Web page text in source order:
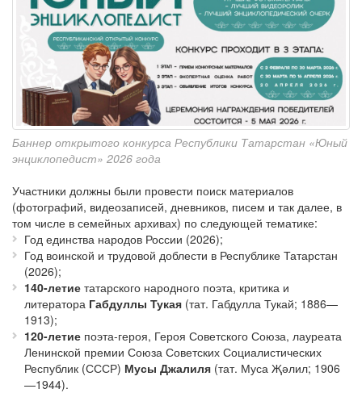
Баннер открытого конкурса Республики Татарстан «Юный
энциклопедист» 2026 года
Участники должны были провести поиск материалов
(фотографий, видеозаписей, дневников, писем и так далее, в
том числе в семейных архивах) по следующей тематике:
Год единства народов России (2026);
Год воинской и трудовой доблести в Республике Татарстан
(2026);
140-летие татарского народного поэта, критика и
литератора Габдуллы Тукая (тат. Габдулла Тукай; 1886—
1913);
120-летие поэта-героя, Героя Советского Союза, лауреата
Ленинской премии Союза Советских Социалистических
Республик (СССР) Мусы Джалиля (тат. Муса Җәлил; 1906
—1944).